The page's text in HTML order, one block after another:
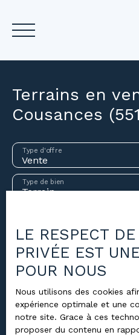
Estimez votre
Terrains en
Cousances
Vente
Type d'offre
Terrain
Type de bien
Budget max (€)
LE RESPECT
PRIVÉE EST
POUR NOUS
Nous utilisons des cookies
expérience optimale et une
notre site. Grace à ces
proposer du contenu en